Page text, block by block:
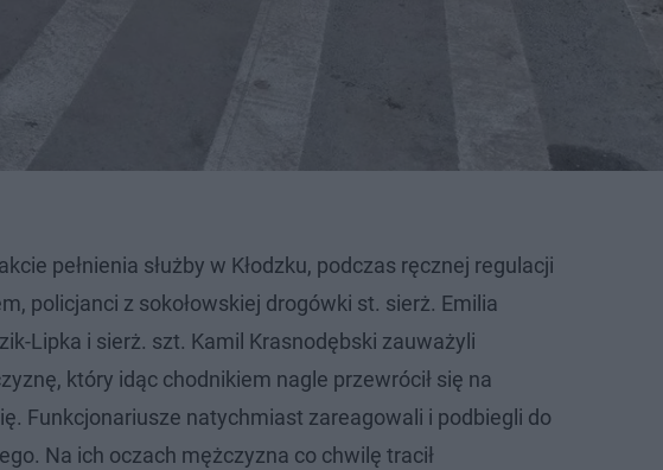
pełnienia służby w Kłodzku, podczas ręcznej regulacji
policjanci z sokołowskiej drogówki st. sierż. Emilia
Lipka i sierż. szt. Kamil Krasnodębski zauważyli
który idąc chodnikiem nagle przewrócił się na
Funkcjonariusze natychmiast zareagowali i podbiegli do
Na ich oczach mężczyzna co chwilę tracił